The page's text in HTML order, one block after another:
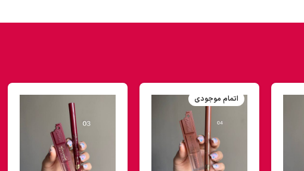
اتمام موجودی